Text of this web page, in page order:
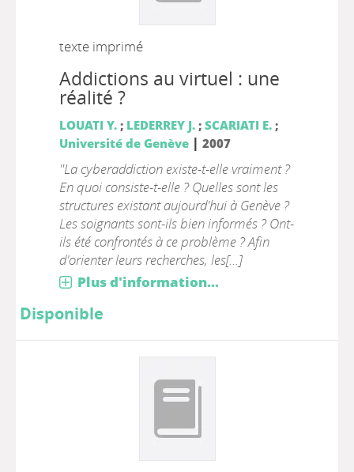
texte imprimé
Addictions au virtuel : une
réalité ?
LOUATI Y.; LEDERREY J.; SCARIATI E.;
Université de Genève | 2007
"La cyberaddiction existe-t-elle vraiment ?
En quoi consiste-t-elle ? Quelles sont les
structures existant aujourd'hui à Genève ?
Les soignants sont-ils bien informés ? Ont-
ils été confrontés à ce problème ? Afin
d'orienter leurs recherches, les[...]
Plus d'information...
Disponible